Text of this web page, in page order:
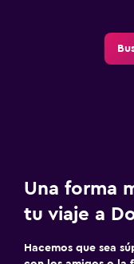
Una forma
tu viaje a
Hacemos que sea